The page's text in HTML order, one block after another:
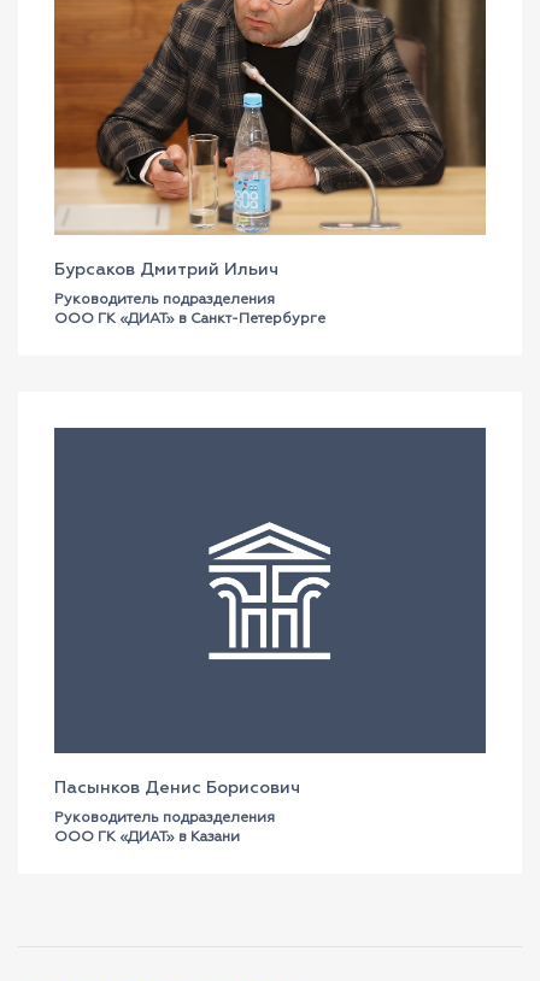
Бурсаков Дмитрий Ильич
Руководитель подразделения
ООО ГК «ДИАТ» в Санкт-Петербурге
Пасынков Денис Борисович
Руководитель подразделения
ООО ГК «ДИАТ» в Казани